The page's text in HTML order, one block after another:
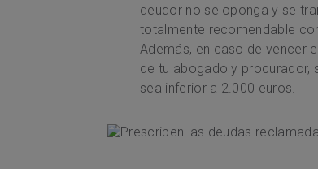
deudor no se oponga y se
totalmente recomendable
Además, en caso de vencer
de tu abogado y procurador,
sea inferior a 2.000 euros.